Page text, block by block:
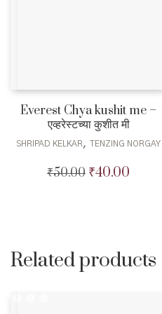
Everest Chya kushit me –
एव्हरेस्टच्या कुशीत मी
SHRIPAD KELKAR , TENZING NORGAY
₹50.00 Original
₹40.00
Related products